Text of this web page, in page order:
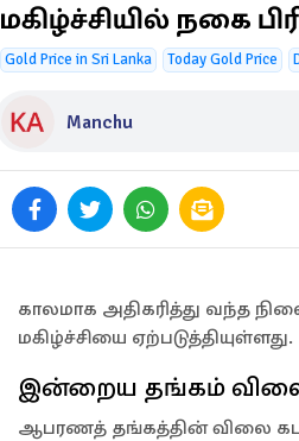
மகிழ்ச்சியில் நகை
Gold Price in Sri Lanka Today Gold Price
Manchu
காலமாக அதிகரித்து வந்த
மகிழ்ச்சியை ஏற்படுத்தியுள்ளது.
இன்றைய தங்கம்
ஆபரணத் தங்கத்தின் விலை